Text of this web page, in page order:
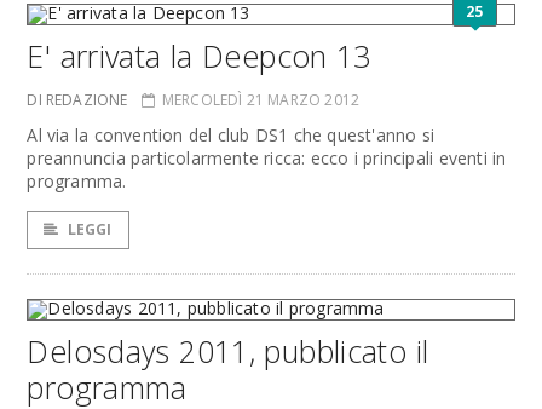
25
E' arrivata la Deepcon 13
DI REDAZIONE MERCOLEDÌ 21 MARZO 2012
Al via la convention del club DS1 che quest'anno si
preannuncia particolarmente ricca: ecco i principali eventi in
programma.
LEGGI
Delosdays 2011, pubblicato il
programma